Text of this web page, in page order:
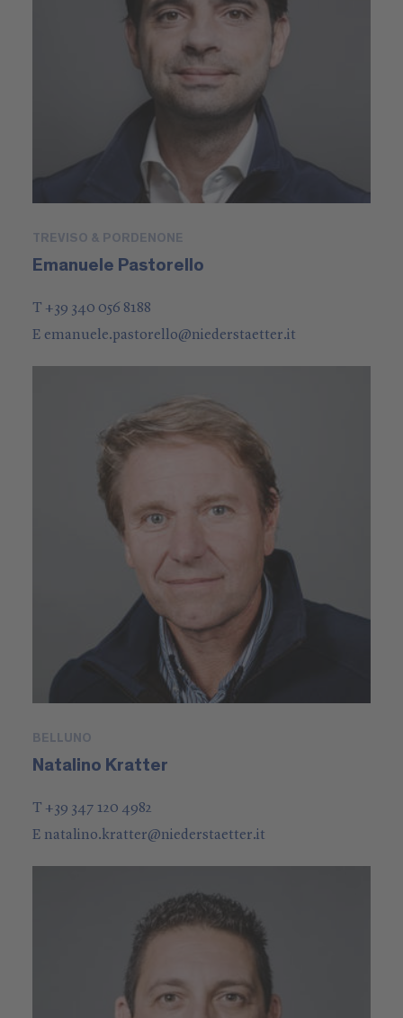
TREVISO & PORDENONE
Emanuele Pastorello
T +39 340 056 8188
E emanuele.pastorello@niederstaetter.it
BELLUNO
Natalino Kratter
T +39 347 120 4982
E natalino.kratter@niederstaetter.it